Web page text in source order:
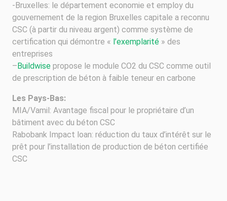
-Bruxelles: le département economie et employ du
gouvernement de la region Bruxelles capitale a reconnu
CSC (à partir du niveau argent) comme système de
certification qui démontre « l’exemplarité » des
entreprises
– Buildwise propose le module CO2 du CSC comme outil
de prescription de béton à faible teneur en carbone
Les Pays-Bas:
MIA/Vamil: Avantage fiscal pour le propriétaire d’un
bâtiment avec du béton CSC
Rabobank Impact loan: réduction du taux d’intérêt sur le
prêt pour l’installation de production de béton certifiée
CSC